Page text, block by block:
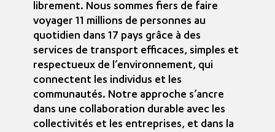
librement. Nous sommes fiers de faire
voyager 11 millions de personnes au
quotidien dans 17 pays grâce à des
services de transport efficaces, simples et
respectueux de l’environnement, qui
connectent les individus et les
communautés. Notre approche s’ancre
dans une collaboration durable avec les
collectivités et les entreprises, et dans la